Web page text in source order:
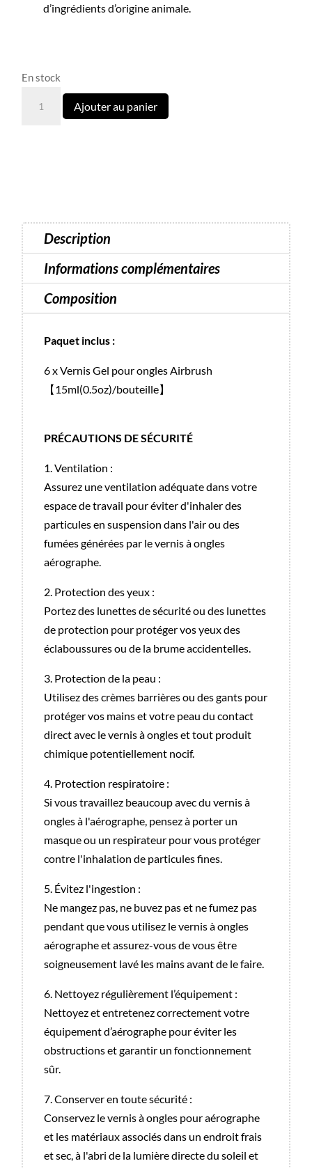
d’ingrédients d’origine animale.
En stock
de
15
ml
Ajouter au panier
Description
Informations complémentaires
Composition
Paquet inclus :
6 x Vernis Gel pour ongles Airbrush
【15ml(0.5oz)/bouteille】
PRÉCAUTIONS DE SÉCURITÉ
1. Ventilation :
Assurez une ventilation adéquate dans votre
espace de travail pour éviter d'inhaler des
particules en suspension dans l'air ou des
fumées générées par le vernis à ongles
aérographe.
2. Protection des yeux :
Portez des lunettes de sécurité ou des lunettes
de protection pour protéger vos yeux des
éclaboussures ou de la brume accidentelles.
3. Protection de la peau :
Utilisez des crèmes barrières ou des gants pour
protéger vos mains et votre peau du contact
direct avec le vernis à ongles et tout produit
chimique potentiellement nocif.
4. Protection respiratoire :
Si vous travaillez beaucoup avec du vernis à
ongles à l'aérographe, pensez à porter un
masque ou un respirateur pour vous protéger
contre l'inhalation de particules fines.
5. Évitez l'ingestion :
Ne mangez pas, ne buvez pas et ne fumez pas
pendant que vous utilisez le vernis à ongles
aérographe et assurez-vous de vous être
soigneusement lavé les mains avant de le faire.
6. Nettoyez régulièrement l’équipement :
Nettoyez et entretenez correctement votre
équipement d’aérographe pour éviter les
obstructions et garantir un fonctionnement
sûr.
7. Conserver en toute sécurité :
Conservez le vernis à ongles pour aérographe
et les matériaux associés dans un endroit frais
et sec, à l'abri de la lumière directe du soleil et